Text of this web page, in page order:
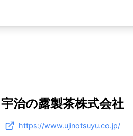
宇治の露製茶株式会社
https://www.ujinotsuyu.co.jp/